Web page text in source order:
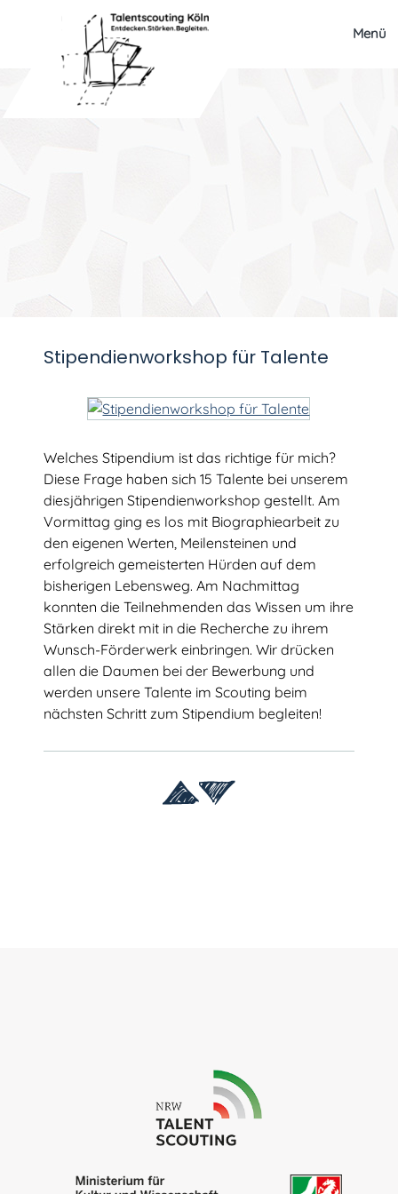
Talentscouting
Eindrücke
Testimonials & Talentstories
TalentNetzwerk Köln
Team Köln
Kooperationsschulen
Kontakt
Menü
Stipendienworkshop für Talente
Welches Stipendium ist das richtige für mich?
Diese Frage haben sich 15 Talente bei unserem
diesjährigen Stipendienworkshop gestellt. Am
Vormittag ging es los mit Biographiearbeit zu
den eigenen Werten, Meilensteinen und
erfolgreich gemeisterten Hürden auf dem
bisherigen Lebensweg. Am Nachmittag
konnten die Teilnehmenden das Wissen um ihre
Stärken direkt mit in die Recherche zu ihrem
Wunsch-Förderwerk einbringen. Wir drücken
allen die Daumen bei der Bewerbung und
werden unsere Talente im Scouting beim
nächsten Schritt zum Stipendium begleiten!